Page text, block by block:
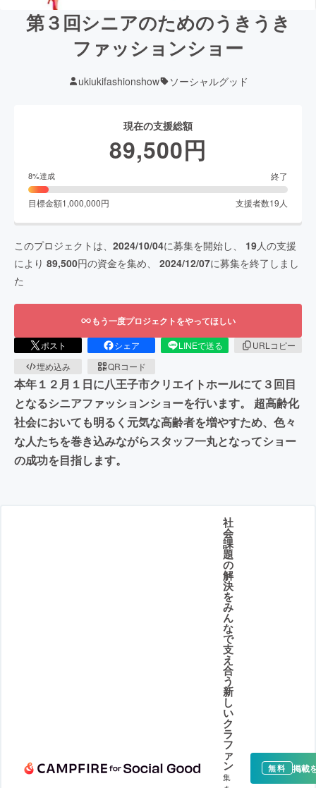
第３回シニアのためのうきうき
ファッションショー
ukiukifashionshow ソーシャルグッド
現在の支援総額
89,500円
8%達成 終了
目標金額1,000,000円 支援者数19 人
このプロジェクトは、 2024/10/04に募集を開始し、 19人の支援
により 89,500円の資金を集め、 2024/12/07に募集を終了しまし
た
もう一度プロジェクトをやってほしい
ポスト シェア LINEで送る
URLコピー
埋め込み
QRコード
本年１２月１日に八王子市クリエイトホールにて３回目
となるシニアファッションショーを行います。 超高齢化
社会においても明るく元気な高齢者を増やすため、色々
な人たちを巻き込みながらスタッフ一丸となってショー
の成功を目指します。
社
会
課
題
の
解
決
を
み
ん
な
で
支
え
合
う
新
し
い
ク
ラ
フ
ァ
ン
集
無料 掲載